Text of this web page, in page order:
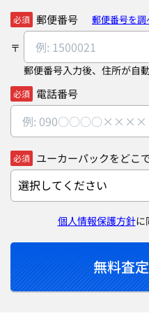
必須 郵便番号 郵便番号を調
郵便番号入力後、住所が自
必須 電話番号
必須 ユーカーパックをどこ
個人情報保護方針に
無料査